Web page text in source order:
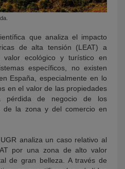
que analiza el impacto
de alta tensión (LEAT) a
ecológico y turístico en
específicos, no existen
España, especialmente en lo
en el valor de las propiedades
pérdida de negocio de los
de la zona y del comercio en
analiza un caso relativo al
por una zona de alto valor
de gran belleza. A través de